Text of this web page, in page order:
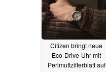
Citizen bringt neue
Eco-Drive-Uhr mit
Perlmuttzifferblatt auf